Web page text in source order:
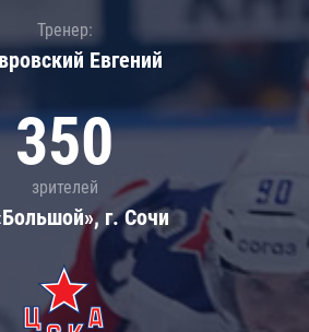
Тренер:
Евгений
350
зрителей
г. Сочи